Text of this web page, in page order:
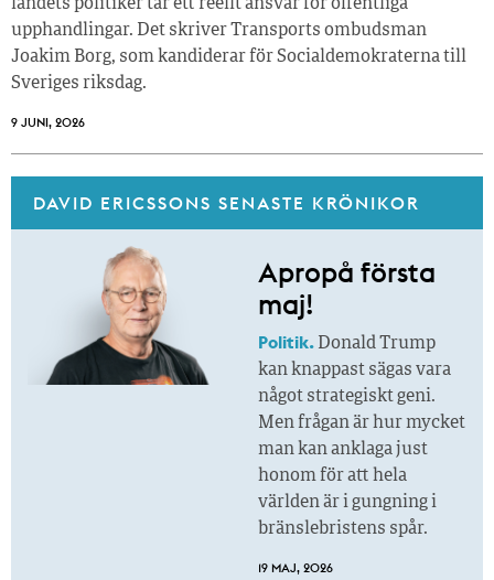
landets politiker tar ett reellt ansvar för offentliga
upphandlingar. Det skriver Transports ombudsman
Joakim Borg, som kandiderar för Socialdemokraterna till
Sveriges riksdag.
9 JUNI, 2026
DAVID ERICSSONS SENASTE KRÖNIKOR
Apropå första
maj!
Politik. Donald Trump
kan knappast sägas vara
något strategiskt geni.
Men frågan är hur mycket
man kan anklaga just
honom för att hela
världen är i gungning i
bränslebristens spår.
19 MAJ, 2026